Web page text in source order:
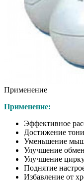
Применение
Применение:
Эффективное
Достижение
Уменьшение
Улучшение
Улучшение
Поднятие
Избавление от